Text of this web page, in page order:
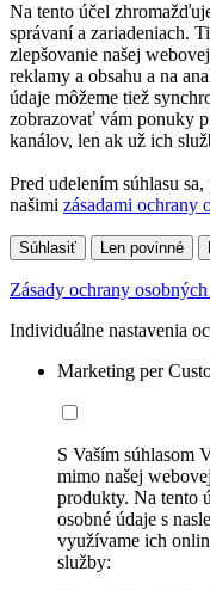
Na tento účel
správaní a zariadeniach.
zlepšovanie našej
reklamy a obsahu a na
údaje môžeme tiež
zobrazovať vám ponuky
kanálov, len ak už ich
Pred udelením súhlasu
našimi zásadami ochrany
Súhlasiť Len povinné
Zásady ochrany
Individuálne nastavenia
Marketing per
S Vaším súhlasom
mimo našej
produkty. Na tento
osobné údaje s
využívame ich
služby: